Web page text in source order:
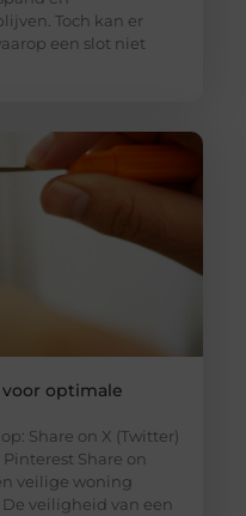
Toch kan er
een slot niet
optimale
Share on X (Twitter)
Share on
veilige woning
veiligheid van een